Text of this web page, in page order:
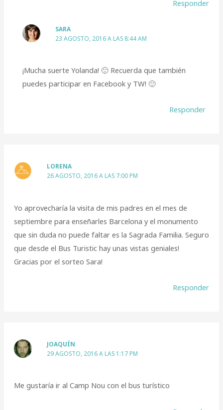
Responder
SARA
23 AGOSTO, 2016 A LAS 8:44 AM
¡Mucha suerte Yolanda! 🙂 Recuerda que también
puedes participar en Facebook y TW! 🙂
Responder
LORENA
26 AGOSTO, 2016 A LAS 7:00 PM
Yo aprovecharía la visita de mis padres en el mes de
septiembre para enseñarles Barcelona y el monumento
que sin duda no puede faltar es la Sagrada Familia. Seguro
que desde el Bus Turistic hay unas vistas geniales!
Gracias por el sorteo Sara!
Responder
JOAQUÍN
29 AGOSTO, 2016 A LAS 1:17 PM
Me gustaría ir al Camp Nou con el bus turístico